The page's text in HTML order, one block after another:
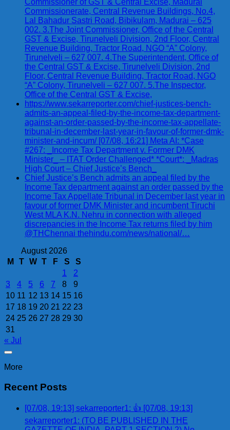
Commissionerate, Central Revenue Buildings, No.4,
Lal Bahadur Sastri Road, Bibikulam, Madurai – 625
002. 3.The Joint Commissioner, Office of the Central
GST & Excise, Tirunelveli Division, 2nd Floor, Central
Revenue Building, Tractor Road, NGO “A” Colony,
Tirunelveli – 627 007. 4.The Superintendent, Office of
the Central GST & Excise, Tirunelveli Division, 2nd
Floor, Central Revenue Building, Tractor Road, NGO
“A” Colony, Tirunelveli – 627 007. 5.The Inspector,
Office of the Central GST & Excise,
https://www.sekarreporter.com/chief-justices-bench-
admits-an-appeal-filed-by-the-income-tax-department-
against-an-order-passed-by-the-income-tax-appellate-
tribunal-in-december-last-year-in-favour-of-former-dmk-
minister-and-incum/ [07/08, 16:21] Meta AI: *Case
#267: _Income Tax Department v. Former DMK
Minister_ – ITAT Order Challenged* *Court*: _Madras
High Court – Chief Justice’s Bench_
Chief Justice’s Bench admits an appeal filed by the
Income Tax department against an order passed by the
Income Tax Appellate Tribunal in December last year in
favour of former DMK Minister and incumbent Tiruchi
West MLA K.N. Nehru in connection with alleged
discrepancies in the Income Tax returns filed by him
@THChennai thehindu.com/news/national/…
August 2026
M
T W T F S
S
1
2
3
4 5 6 7 8
9
10 11 12 13 14 15 16
17 18 19 20 21 22 23
24 25 26 27 28 29 30
31
« Jul
More
Recent Posts
[07/08, 19:13] sekarreporter1: 👍 [07/08, 19:13]
sekarreporter1: (TO BE PUBLISHED IN THE